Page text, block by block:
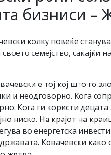
бизниси –
колку повеќе
семејство,
е тој кој што го
и неодговорно. Кога
Кога ги користи
ниско. На крајот на
во енергетска
Ковачевски како